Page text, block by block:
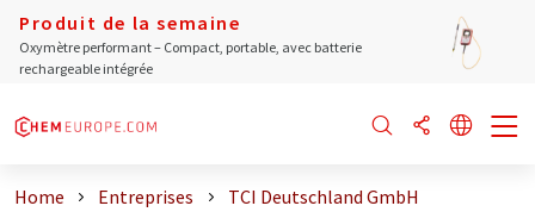
Produit de la semaine
Oxymètre performant – Compact, portable, avec batterie
rechargeable intégrée
Home Entreprises TCI Deutschland GmbH